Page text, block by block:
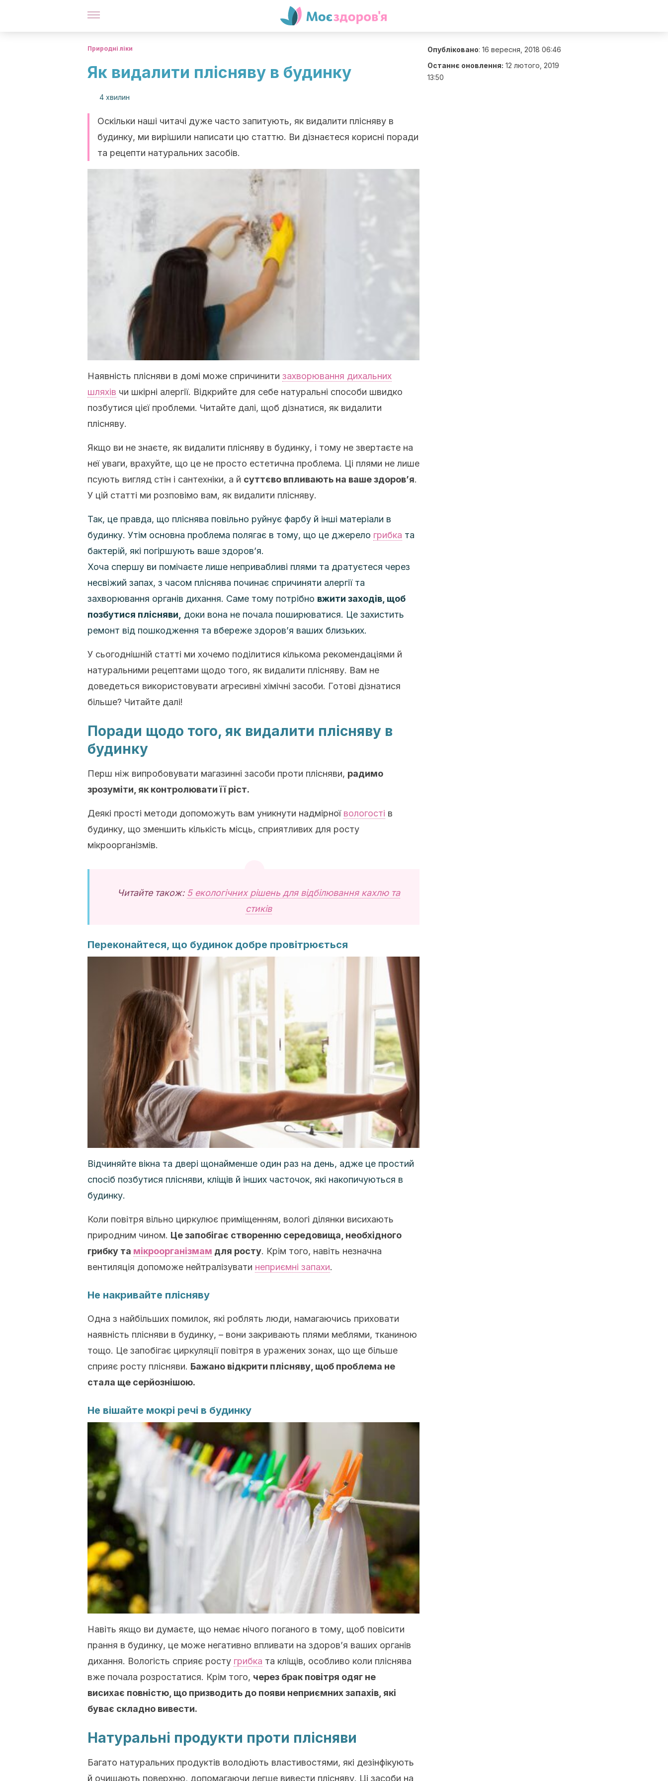
Природні ліки
Як видалити плісняву в будинку
4 хвилин
Оскільки наші читачі дуже часто запитують, як видалити плісняву в
будинку, ми вирішили написати цю статтю. Ви дізнаєтеся корисні поради
та рецепти натуральних засобів.
Наявність плісняви в домі може спричинити захворювання дихальних
шляхів чи шкірні алергії. Відкрийте для себе натуральні способи швидко
позбутися цієї проблеми. Читайте далі, щоб дізнатися, як видалити
плісняву.
Якщо ви не знаєте, як видалити плісняву в будинку, і тому не звертаєте на
неї уваги, врахуйте, що це не просто естетична проблема. Ці плями не лише
псують вигляд стін і сантехніки, а й суттєво впливають на ваше здоров’я.
У цій статті ми розповімо вам, як видалити плісняву.
Так, це правда, що пліснява повільно руйнує фарбу й інші матеріали в
будинку. Утім основна проблема полягає в тому, що це джерело грибка та
бактерій, які погіршують ваше здоров’я.
Хоча спершу ви помічаєте лише непривабливі плями та дратуєтеся через
несвіжий запах, з часом пліснява починає спричиняти алергії та
захворювання органів дихання. Саме тому потрібно вжити заходів, щоб
позбутися плісняви,
доки вона не почала поширюватися. Це захистить
ремонт від пошкодження та вбереже здоров’я ваших близьких.
У сьогоднішній статті ми хочемо поділитися кількома рекомендаціями й
натуральними рецептами щодо того, як видалити плісняву. Вам не
доведеться використовувати агресивні хімічні засоби. Готові дізнатися
більше? Читайте далі!
Поради щодо того, як видалити плісняву в
будинку
Перш ніж випробовувати магазинні засоби проти плісняви, радимо
зрозуміти, як контролювати її ріст.
Деякі прості методи допоможуть вам уникнути надмірної вологості в
будинку, що зменшить кількість місць, сприятливих для росту
мікроорганізмів.
Читайте також: 5 екологічних рішень для відбілювання кахлю та
стиків
Переконайтеся, що будинок добре провітрюється
Відчиняйте вікна та двері щонайменше один раз на день, адже це простий
спосіб позбутися плісняви, кліщів й інших часточок, які накопичуються в
будинку.
Коли повітря вільно циркулює приміщенням, вологі ділянки висихають
природним чином. Це запобігає створенню середовища, необхідного
грибку та мікроорганізмам для росту. Крім того, навіть незначна
вентиляція допоможе нейтралізувати неприємні запахи.
Не накривайте плісняву
Одна з найбільших помилок, які роблять люди, намагаючись приховати
наявність плісняви в будинку, – вони закривають плями меблями, тканиною
тощо. Це запобігає циркуляції повітря в уражених зонах, що ще більше
сприяє росту плісняви. Бажано відкрити плісняву, щоб проблема не
стала ще серйознішою.
Не вішайте мокрі речі в будинку
Навіть якщо ви думаєте, що немає нічого поганого в тому, щоб повісити
прання в будинку, це може негативно впливати на здоров’я ваших органів
дихання. Вологість сприяє росту грибка та кліщів, особливо коли пліснява
вже почала розростатися. Крім того, через брак повітря одяг не
висихає повністю, що призводить до появи неприємних запахів, які
буває складно вивести.
Натуральні продукти проти плісняви
Багато натуральних продуктів володіють властивостями, які дезінфікують
й очищають поверхню, допомагаючи легше вивести плісняву. Ці засоби на
Опубліковано: 16 вересня, 2018 06:46
Останнє оновлення: 12 лютого, 2019
13:50